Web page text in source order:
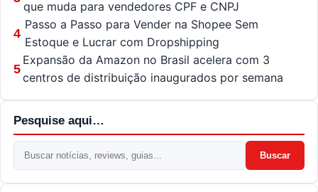
que muda para vendedores CPF e CNPJ
4
Passo a Passo para Vender na Shopee Sem
Estoque e Lucrar com Dropshipping
5
Expansão da Amazon no Brasil acelera com 3
centros de distribuição inaugurados por semana
Pesquise aqui…
Buscar